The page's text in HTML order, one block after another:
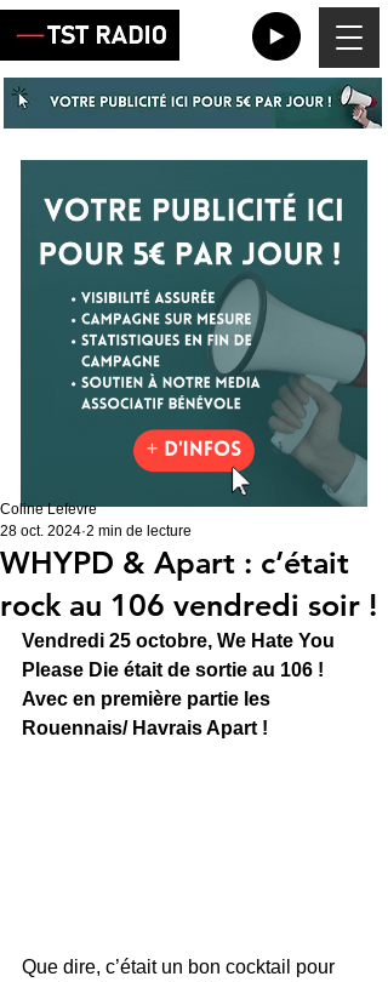
WHYPD & Apart : c’était
rock au 106 vendredi soir !
Coline Lefevre
28 oct. 2024 2 min de lecture
Vendredi 25 octobre, We Hate You
Please Die était de sortie au 106 !
Avec en première partie les
Rouennais/ Havrais Apart !
Que dire, c’était un bon cocktail pour